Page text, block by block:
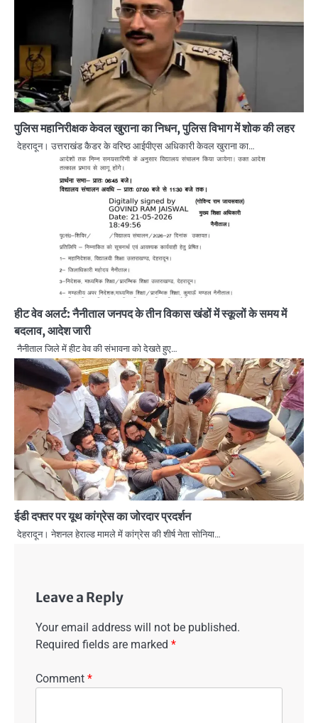
पुलिस महानिरीक्षक केवल खुराना का निधन, पुलिस विभाग में शोक की लहर
देहरादून। उत्तराखंड कैडर के वरिष्ठ आईपीएस अधिकारी केवल खुराना का…
हीट वेव अलर्ट: नैनीताल जनपद के तीन विकास खंडों में स्कूलों के समय में
बदलाव, आदेश जारी
नैनीताल जिले में हीट वेव की संभावना को देखते हुए…
ईडी दफ्तर पर यूथ कांग्रेस का जोरदार प्रदर्शन
देहरादून। नेशनल हेराल्ड मामले में कांग्रेस की शीर्ष नेता सोनिया…
Leave a Reply
Your email address will not be published.
Required fields are marked *
Comment *